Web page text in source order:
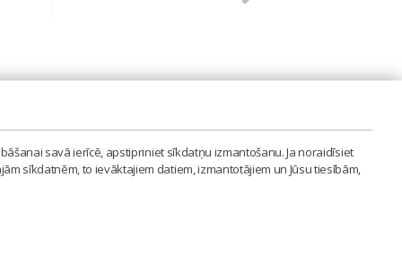
savā ierīcē, apstipriniet sīkdatņu izmantošanu. Ja noraidīsiet
sīkdatnēm, to ievāktajiem datiem, izmantotājiem un Jūsu tiesībām,